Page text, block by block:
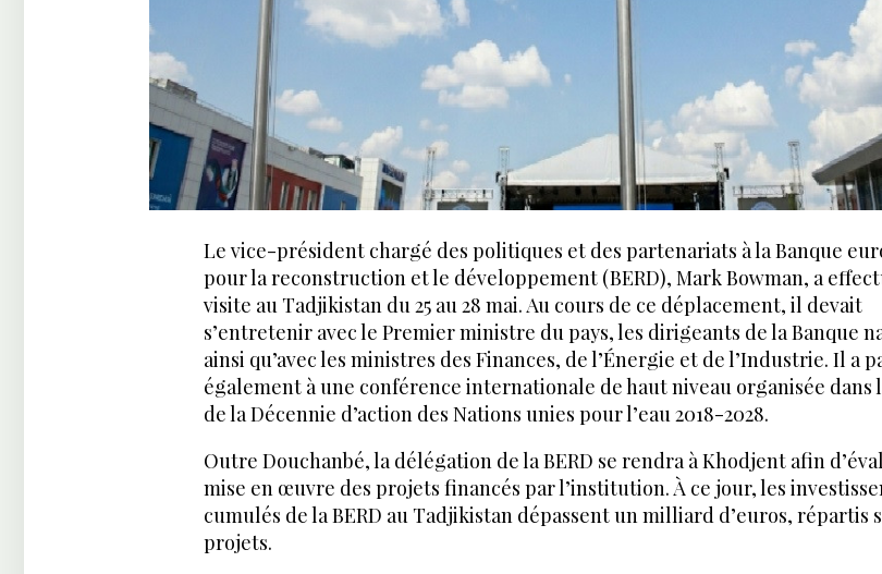
Le vice-président chargé des politiques et des partenariats à la Banque
pour la reconstruction et le développement (BERD), Mark Bowman, a
visite au Tadjikistan du 25 au 28 mai. Au cours de ce déplacement, il devait
s’entretenir avec le Premier ministre du pays, les dirigeants de la Banque
ainsi qu’avec les ministres des Finances, de l’Énergie et de l’Industrie. Il a
également à une conférence internationale de haut niveau organisée dans
de la Décennie d’action des Nations unies pour l’eau 2018-2028.
Outre Douchanbé, la délégation de la BERD se rendra à Khodjent afin
mise en œuvre des projets financés par l’institution. À ce jour, les
cumulés de la BERD au Tadjikistan dépassent un milliard d’euros, répartis
projets.